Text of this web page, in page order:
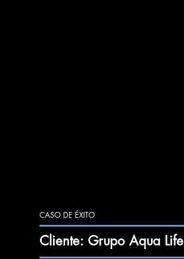
CASO DE ÉXITO
Cliente: Grupo Aqua Life